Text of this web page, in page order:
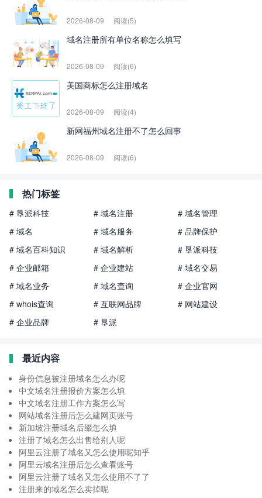
2026-08-09 阅读(5)
域名注册所有单位名称怎么填写
2026-08-09 阅读(6)
美国商标怎么注册域名
2026-08-09 阅读(4)
新网福州域名注册不了怎么回事
2026-08-09 阅读(6)
热门标签
# 垦派科技 # 域名注册
# 域名管理
# 域名
# 域名服务
# 品牌保护
# 域名百科知识
# 域名解析
# 垦派科技
# 企业邮箱
# 企业建站
# 域名交易
# 域名业务
# 域名查询
# 企业官网
# whois查询
# 互联网品牌
# 网站建设
# 企业品牌
# 垦派
最近内容
身份信息被注册域名怎么办呢
中文域名注册报价方案怎么填
中文域名注册工作方案怎么写
网站域名注册后怎么建网页账号
新加坡注册域名后缀怎么填
注册了域名怎么出售给别人呢
阿里云注册了域名又怎么使用呢知乎
阿里云域名注册后怎么查看账号
阿里云注册了域名又怎么使用不了了
注册来的域名怎么卖掉呢